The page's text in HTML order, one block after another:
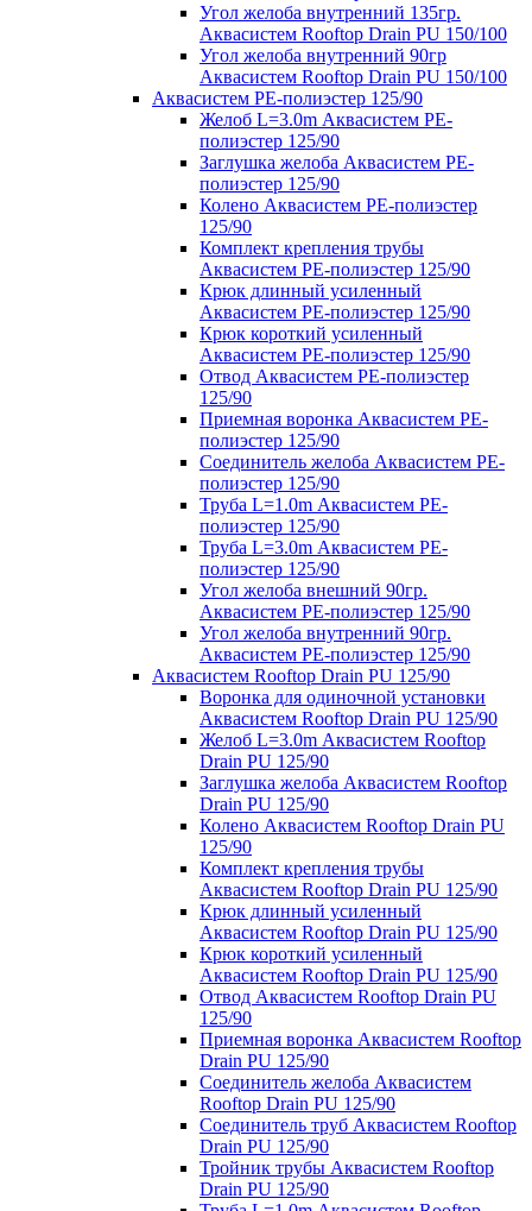
Угол желоба внутренний 135гр.
Аквасистем Rooftop Drain PU 150/100
Угол желоба внутренний 90гр
Аквасистем Rooftop Drain PU 150/100
Аквасистем PE-полиэстер 125/90
Желоб L=3.0m Аквасистем PE-
полиэстер 125/90
Заглушка желоба Аквасистем PE-
полиэстер 125/90
Колено Аквасистем PE-полиэстер
125/90
Комплект крепления трубы
Аквасистем PE-полиэстер 125/90
Крюк длинный усиленный
Аквасистем PE-полиэстер 125/90
Крюк короткий усиленный
Аквасистем PE-полиэстер 125/90
Отвод Аквасистем РЕ-полиэстер
125/90
Приемная воронка Аквасистем PE-
полиэстер 125/90
Соединитель желоба Аквасистем PE-
полиэстер 125/90
Труба L=1.0m Аквасистем PE-
полиэстер 125/90
Труба L=3.0m Аквасистем PE-
полиэстер 125/90
Угол желоба внешний 90гр.
Аквасистем PE-полиэстер 125/90
Угол желоба внутренний 90гр.
Аквасистем PE-полиэстер 125/90
Аквасистем Rooftop Drain PU 125/90
Воронка для одиночной установки
Аквасистем Rooftop Drain PU 125/90
Желоб L=3.0m Аквасистем Rooftop
Drain PU 125/90
Заглушка желоба Аквасистем Rooftop
Drain PU 125/90
Колено Аквасистем Rooftop Drain PU
125/90
Комплект крепления трубы
Аквасистем Rooftop Drain PU 125/90
Крюк длинный усиленный
Аквасистем Rooftop Drain PU 125/90
Крюк короткий усиленный
Аквасистем Rooftop Drain PU 125/90
Отвод Аквасистем Rooftop Drain PU
125/90
Приемная воронка Аквасистем Rooftop
Drain PU 125/90
Соединитель желоба Аквасистем
Rooftop Drain PU 125/90
Соединитель труб Аквасистем Rooftop
Drain PU 125/90
Тройник трубы Аквасистем Rooftop
Drain PU 125/90